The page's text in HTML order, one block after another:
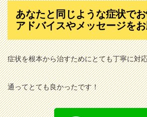
あなたと同じような症状でお
アドバイスやメッセージをお
症状を根本から治すためにとても丁寧に対
通ってとても良かったです！